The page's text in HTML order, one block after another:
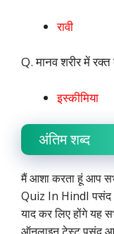
रावी
Q. मानव शरीर में
इस्कीमिया
अंतिम शब्द
मैं आशा करता हूं आप
Quiz In HindI पसंद
याद कर लिए होंगे यह